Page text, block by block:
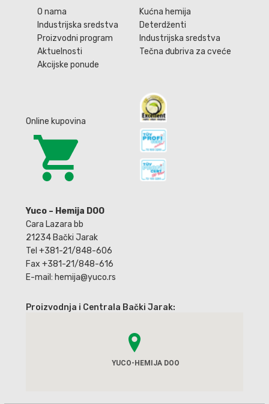
O nama
Industrijska sredstva
Proizvodni program
Aktuelnosti
Akcijske ponude
Kućna hemija
Deterdženti
Industrijska sredstva
Tečna đubriva za cveće
Online kupovina
Yuco – Hemija DOO
Cara Lazara bb
21234 Bački Jarak
Tel +381-21/848-606
Fax +381-21/848-616
E-mail: hemija@yuco.rs
Proizvodnja i Centrala Bački Jarak:
YUCO-HEMIJA DOO